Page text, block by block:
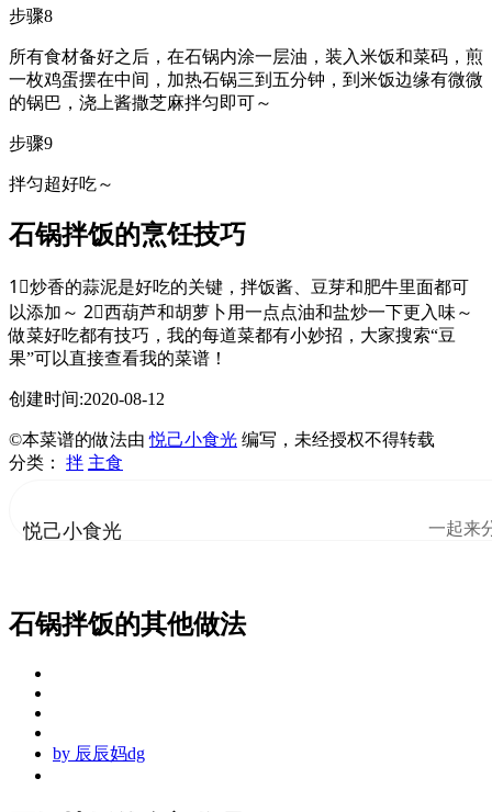
步骤8
所有食材备好之后，在石锅内涂一层油，装入米饭和菜码，煎
一枚鸡蛋摆在中间，加热石锅三到五分钟，到米饭边缘有微微
的锅巴，浇上酱撒芝麻拌匀即可～
步骤9
拌匀超好吃～
石锅拌饭的烹饪技巧
1⃣️炒香的蒜泥是好吃的关键，拌饭酱、豆芽和肥牛里面都可
以添加～ 2⃣️西葫芦和胡萝卜用一点点油和盐炒一下更入味～
做菜好吃都有技巧，我的每道菜都有小妙招，大家搜索“豆
果”可以直接查看我的菜谱！
创建时间:2020-08-12
©本菜谱的做法由悦己小食光 编写，未经授权不得转载
分类： 拌 主食
悦己小食光 一起来
石锅拌饭的其他做法
by 辰辰妈dg